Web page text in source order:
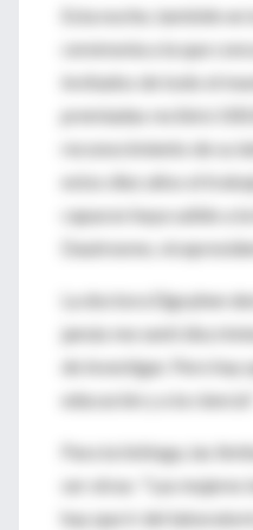
Esta noche, también en
ceremonia a la que
invitados de todo el
premiadas recibirá
reconocimiento de su
estos diez años el
capaces haya salido a
Dautresme,
La doctora Elgoyhen
jamás me sentí
de investigar. Pero hay
educación y a la ciencia".
Para la bióloga, las
ser otras: "Las mujeres
hay que ir del